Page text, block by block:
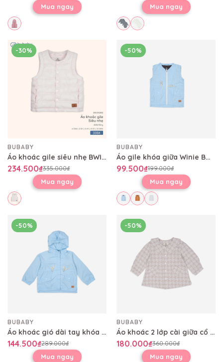
Mua ngay
Mua ngay
-30%
BUBABY
Áo khoác gile siêu nhẹ BWI393800
234.500₫335.000₫
Mua ngay
-50%
BUBABY
Áo gile khóa giữa Winie BWI391100
99.500₫199.000₫
Mua ngay
-50%
BUBABY
Áo khoác gió dài tay khóa giữa Winie Kẻ trắngBWI311100
144.500₫289.000₫
Mua ngay
-50%
BUBABY
Áo khoác 2 lớp cài giữa cổ sen Bubaby BCT3902CS
180.000₫360.000₫
Mua ngay